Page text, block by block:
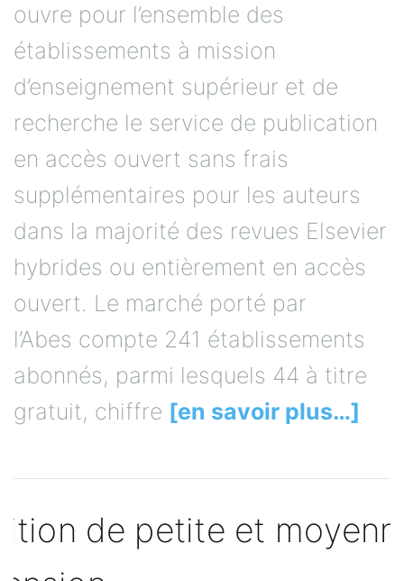
ouvre pour l’ensemble des
établissements à mission
d’enseignement supérieur et de
recherche le service de publication
en accès ouvert sans frais
supplémentaires pour les auteurs
dans la majorité des revues Elsevier
hybrides ou entièrement en accès
ouvert. Le marché porté par
l’Abes compte 241 établissements
abonnés, parmi lesquels 44 à titre
gratuit, chiffre [en savoir plus…]